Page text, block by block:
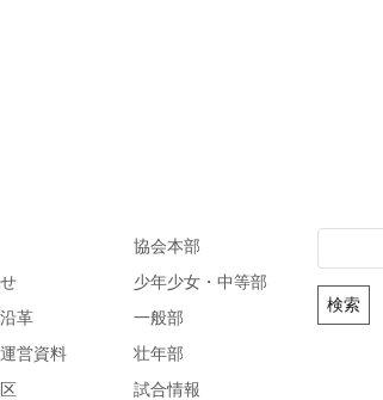
革
営資料
協会本部
少年少女・中等部
一般部
壮年部
試合情報